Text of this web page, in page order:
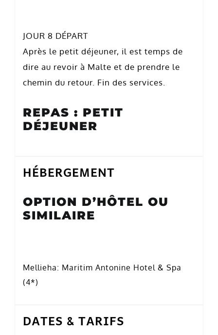
JOUR 8 DÉPART
Après le petit déjeuner, il est temps de
dire au revoir à Malte et de prendre le
chemin du retour. Fin des services.
REPAS : PETIT
DÉJEUNER
HÉBERGEMENT
OPTION D’HÔTEL OU
SIMILAIRE
Mellieha: Maritim Antonine Hotel & Spa
(4*)
DATES & TARIFS